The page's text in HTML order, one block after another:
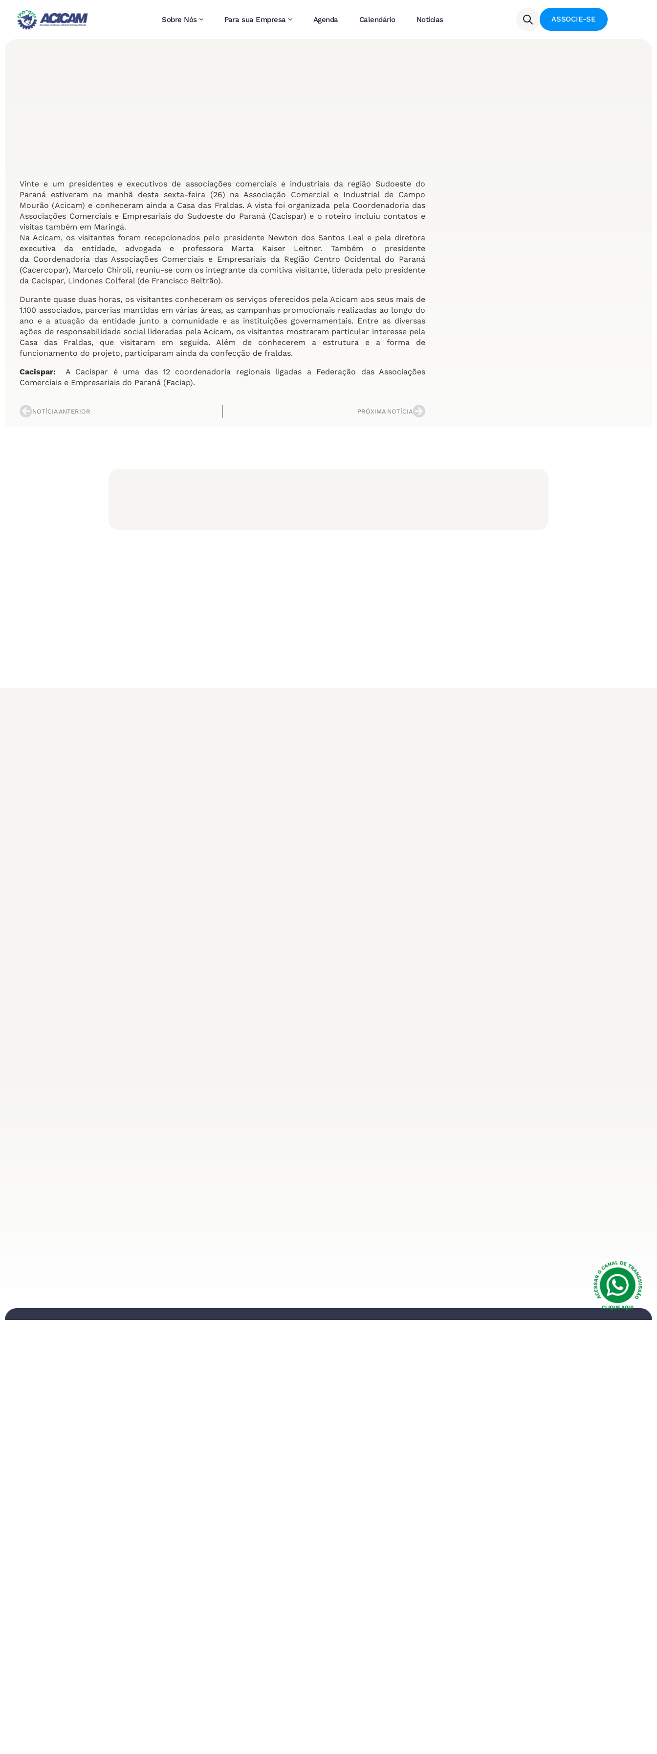
Sobre Nós Para sua Empresa Agenda Calendário Notícias ASSOCIE-SE
Vinte e um presidentes e executivos de associações comerciais e industriais da região Sudoeste do
Paraná estiveram na manhã desta sexta-feira (26) na Associação Comercial e Industrial de Campo
Mourão (Acicam) e conheceram ainda a Casa das Fraldas. A vista foi organizada pela Coordenadoria das
Associações Comerciais e Empresariais do Sudoeste do Paraná (Cacispar) e o roteiro incluiu contatos e
visitas também em Maringá.
Na Acicam, os visitantes foram recepcionados pelo presidente Newton dos Santos Leal e pela diretora
executiva da entidade, advogada e professora Marta Kaiser Leitner. Também o presidente
da Coordenadoria das Associações Comerciais e Empresariais da Região Centro Ocidental do Paraná
(Cacercopar), Marcelo Chiroli, reuniu-se com os integrante da comitiva visitante, liderada pelo presidente
da Cacispar, Lindones Colferal (de Francisco Beltrão).
Durante quase duas horas, os visitantes conheceram os serviços oferecidos pela Acicam aos seus mais de
1.100 associados, parcerias mantidas em várias áreas, as campanhas promocionais realizadas ao longo do
ano e a atuação da entidade junto a comunidade e as instituições governamentais. Entre as diversas
ações de responsabilidade social lideradas pela Acicam, os visitantes mostraram particular interesse pela
Casa das Fraldas, que visitaram em seguida. Além de conhecerem a estrutura e a forma de
funcionamento do projeto, participaram ainda da confecção de fraldas.
Cacispar: A Cacispar é uma das 12 coordenadoria regionais ligadas a Federação das Associações
Comerciais e Empresariais do Paraná (Faciap).
NOTÍCIA ANTERIOR PRÓXIMA NOTÍCIA